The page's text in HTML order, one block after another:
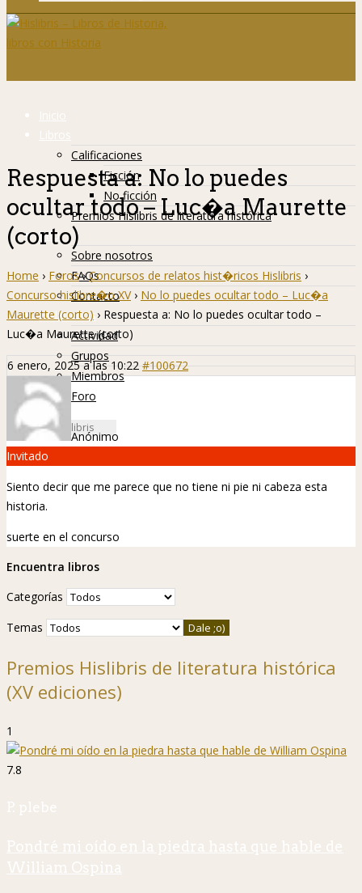
Inicio
Libros
Calificaciones
Ficción
No ficción
Premios Hislibris de literatura histórica
Info
Sobre nosotros
FAQs
Contacto
Hislibreños
Actividad
Grupos
Miembros
Foro
Respuesta a: No lo puedes
ocultar todo – Luc�a Maurette
(corto)
Home › Foros › Concursos de relatos hist�ricos Hislibris ›
Concurso hislibre�o XV › No lo puedes ocultar todo – Luc�a
Maurette (corto) › Respuesta a: No lo puedes ocultar todo –
Luc�a Maurette (corto)
6 enero, 2025 a las 10:22 #100672
Anónimo
Invitado
Siento decir que me parece que no tiene ni pie ni cabeza esta
historia.
suerte en el concurso
Encuentra libros
Categorías
Temas
Premios Hislibris de literatura histórica
(XV ediciones)
1
7.8
P. plebe
Pondré mi oído en la piedra hasta que hable de
William Ospina